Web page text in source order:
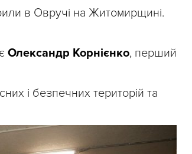
в Овручі на Житомирщині.
Олександр Корнієнко, перший
і безпечних територій та